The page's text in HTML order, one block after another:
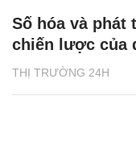
THỊ TRƯỜNG 24H
Số hóa và phát
chiến lược của